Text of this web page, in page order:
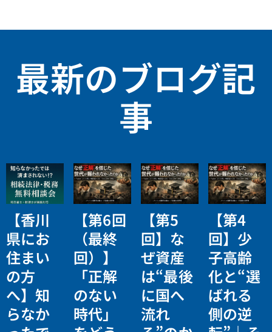
最新のブログ記
事
【香川
県にお
住まい
の方
へ】知
らなか
【第6回
（最終
回）】
「正解
のない
時代」
【第5
回】な
ぜ資産
は“最後
に国へ
流れ
【第4
回】少
子高齢
化と“選
ばれる
側の逆